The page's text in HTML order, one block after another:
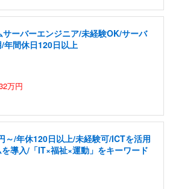
サーバーエンジニア/未経験OK/サーバ
年間休日120日以上
万円
～/年休120日以上/未経験可/ICTを活用
導入/「IT×福祉×運動」をキーワード